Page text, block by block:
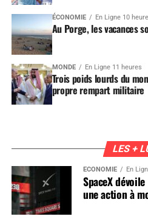
ÉCONOMIE En Ligne 10
Au Porge, les vacances
MONDE En Ligne 11 heures
Trois poids lourds du
propre rempart militaire
LES +
ÉCONOMIE En
SpaceX
une action à